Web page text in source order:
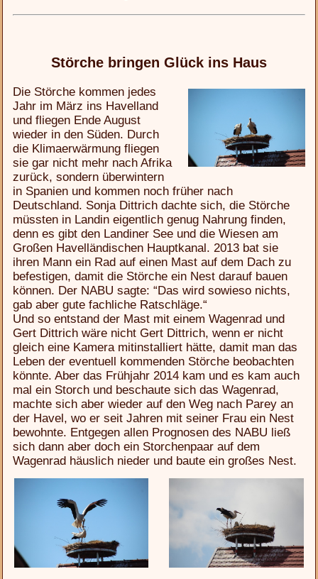
Störche bringen Glück ins Haus
Die Störche kommen jedes
Jahr im März ins Havelland
und fliegen Ende August
wieder in den Süden. Durch
die Klimaerwärmung fliegen
sie gar nicht mehr nach Afrika
zurück, sondern überwintern
in Spanien und kommen noch früher nach
Deutschland. Sonja Dittrich dachte sich, die Störche
müssten in Landin eigentlich genug Nahrung finden,
denn es gibt den Landiner See und die Wiesen am
Großen Havelländischen Hauptkanal. 2013 bat sie
ihren Mann ein Rad auf einen Mast auf dem Dach zu
befestigen, damit die Störche ein Nest darauf bauen
können. Der NABU sagte: “Das wird sowieso nichts,
gab aber gute fachliche Ratschläge.“
Und so entstand der Mast mit einem Wagenrad und
Gert Dittrich wäre nicht Gert Dittrich, wenn er nicht
gleich eine Kamera mitinstalliert hätte, damit man das
Leben der eventuell kommenden Störche beobachten
könnte. Aber das Frühjahr 2014 kam und es kam auch
mal ein Storch und beschaute sich das Wagenrad,
machte sich aber wieder auf den Weg nach Parey an
der Havel, wo er seit Jahren mit seiner Frau ein Nest
bewohnte. Entgegen allen Prognosen des NABU ließ
sich dann aber doch ein Storchenpaar auf dem
Wagenrad häuslich nieder und baute ein großes Nest.